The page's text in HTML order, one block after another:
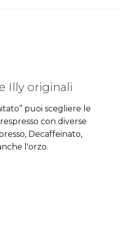
Illy originali
puoi scegliere le
con diverse
Decaffeinato,
l'orzo.